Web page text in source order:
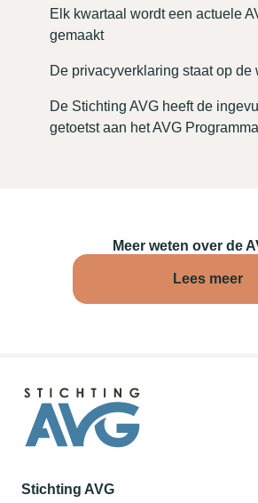
Elk kwartaal wordt een actuele
gemaakt
De privacyverklaring staat op de
De Stichting AVG heeft de
getoetst aan het AVG
Meer weten over de
Lees meer
Stichting AVG